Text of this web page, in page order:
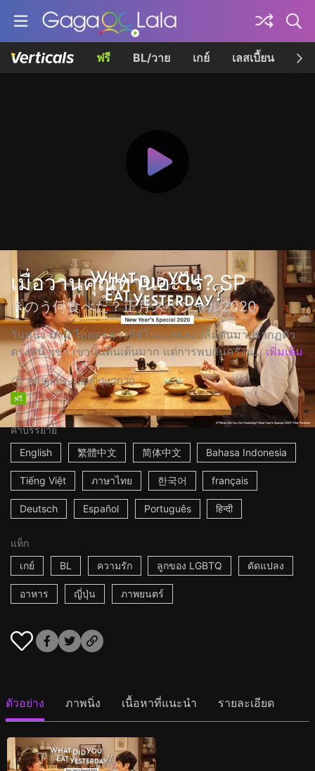
ฟรี BL/วาย เกย์ เลสเบี้ยน เค
เมื่อวานคุณทานอะไร? SP
きのう何食べた？正月スペシャル2020
วันหนึ่ง มามิ ไอดอลสาวที่ชิโระแสนจะปลื้มดันมาปรากฏตัว
ตรงหน้าเขา เขานั้นตื่นเต้นมาก แต่การพบกันครั้งน... เพิ่มเติม
1h15mประเทศญี่ปุ่น2020
ฟรี
คำบรรยาย
English
繁體中文 简体中文 Bahasa Indonesia
Tiếng Việt ภาษาไทย 한국어 français
Deutsch Español Português हिन्दी
แท็ก
เกย์
BL ความรัก ลูกของ LGBTQ ดัดแปลง
อาหาร ญี่ปุ่น ภาพยนตร์
ตัวอย่าง ภาพนิ่ง เนื้อหาที่แนะนำ รายละเอียด